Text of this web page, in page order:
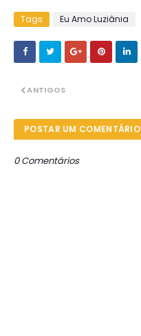
Tags Eu Amo Luziânia
ANTIGOS
POSTAR UM COMENTÁRIO
0 Comentários